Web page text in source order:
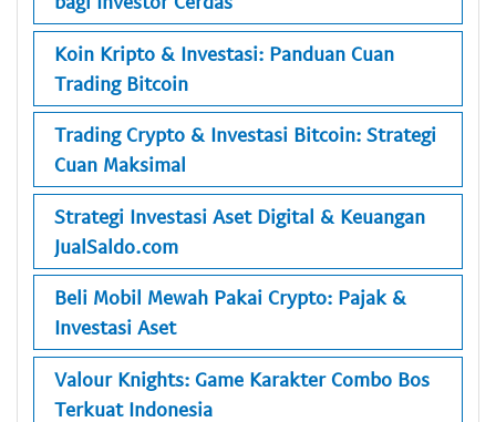
Koin Kripto & Investasi: Panduan Cuan
Trading Bitcoin
Trading Crypto & Investasi Bitcoin: Strategi
Cuan Maksimal
Strategi Investasi Aset Digital & Keuangan
JualSaldo.com
Beli Mobil Mewah Pakai Crypto: Pajak &
Investasi Aset
Valour Knights: Game Karakter Combo Bos
Terkuat Indonesia